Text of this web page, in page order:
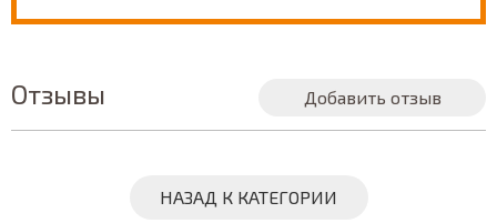
Отзывы Добавить отзыв
НАЗАД К КАТЕГОРИИ